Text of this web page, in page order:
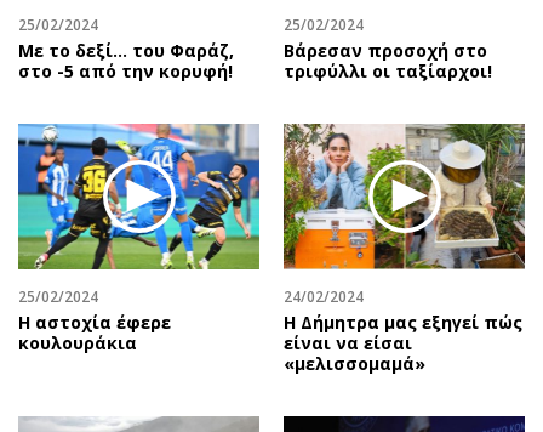
25/02/2024
Με το δεξί… του Φαράζ,
στο -5 από την κορυφή!
25/02/2024
Βάρεσαν προσοχή στο
τριφύλλι οι ταξίαρχοι!
25/02/2024
Η αστοχία έφερε
κουλουράκια
24/02/2024
H Δήμητρα μας εξηγεί πώς
είναι να είσαι
«μελισσομαμά»